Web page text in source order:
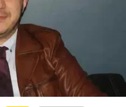
Erzurum
Eskişehir
Gaziantep